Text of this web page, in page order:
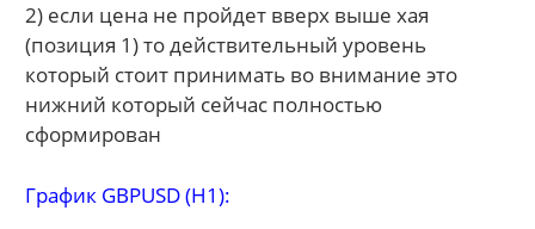
2) если цена не пройдет вверх выше хая
(позиция 1) то действительный уровень
который стоит принимать во внимание это
нижний который сейчас полностью
сформирован
График GBPUSD (H1):